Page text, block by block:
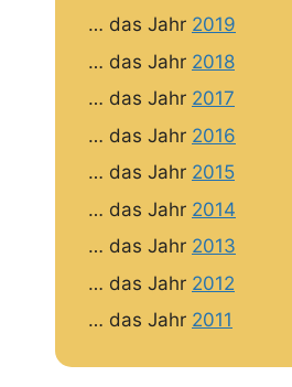
… das Jahr 2019
… das Jahr 2018
… das Jahr 2017
… das Jahr 2016
… das Jahr 2015
… das Jahr 2014
… das Jahr 2013
… das Jahr 2012
… das Jahr 2011